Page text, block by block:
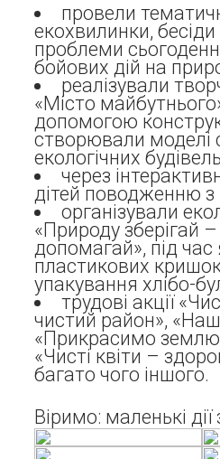
провели
екохвилинки, бесіди
проблеми
бойових дій на
реалізували
«Місто
допомогою
створювали моделі
екологічних
через
дітей поводженню з
організували
«Природу зберігай
допомагай», під час
пластикових
упакування хлібо-
трудові акції
чистий район», «Наш
«Прикрасимо землю
«Чисті квіти –
багато чого іншого.
Віримо: маленькі